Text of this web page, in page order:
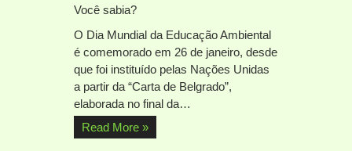
Você sabia?
O Dia Mundial da Educação Ambiental
é comemorado em 26 de janeiro, desde
que foi instituído pelas Nações Unidas
a partir da “Carta de Belgrado”,
elaborada no final da…
Read More »